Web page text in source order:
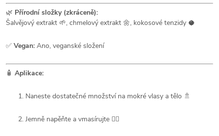
🌿 Přírodní složky (zkráceně):
Šalvějový extrakt 🌱, chmelový extrakt 🌼, kokosové tenzidy 🥥
✅ Vegan: Ano, veganské složení
🧴 Aplikace:
Naneste dostatečné množství na mokré vlasy a tělo 🚿
Jemně napěňte a vmasírujte 💆‍♂️